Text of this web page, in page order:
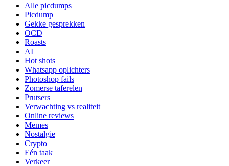
Alle picdumps
Picdump
Gekke gesprekken
OCD
Roasts
AI
Hot shots
Whatsapp oplichters
Photoshop fails
Zomerse taferelen
Prutsers
Verwachting vs realiteit
Online reviews
Memes
Nostalgie
Crypto
Eén taak
Verkeer